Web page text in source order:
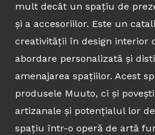
mult decât un spațiu de
și a accesoriilor. Este un
creativității în design interior
abordare personalizată și
amenajarea spațiilor. Acest
produsele Muuto, ci și
artizanale și potențialul lor
spațiu într-o operă de artă